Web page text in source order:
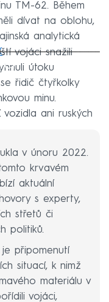
TM-62. Během
dívat na oblohu,
analytická
.
vojáci snažili
útoku
řidič čtyřkolky
minu.
vozidla ani ruských
v únoru 2022.
krvavém
aktuální
s experty,
střetů či
politiků.
je připomenutí
situací, k nimž
materiálu v
vojáci,